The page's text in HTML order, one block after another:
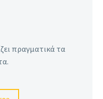
πραγματικά τα